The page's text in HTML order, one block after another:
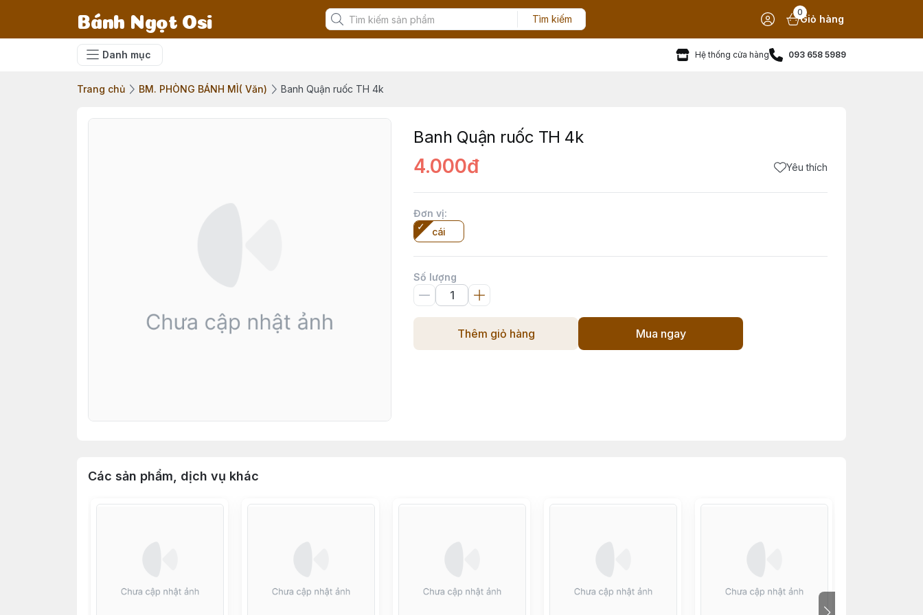
Bánh Ngọt Osi Tìm kiếm
0
Giỏ hàng
Danh mục Hệ thống cửa hàng 093 658 5989
Trang chủ BM. PHÒNG BÁNH MÌ( Văn) Banh Quận ruốc TH 4k
Banh Quận ruốc TH 4k
4.000đ Yêu thích
Đơn vị:
cái
Số lượng
Thêm giỏ hàng Mua ngay
Các sản phẩm, dịch vụ khác